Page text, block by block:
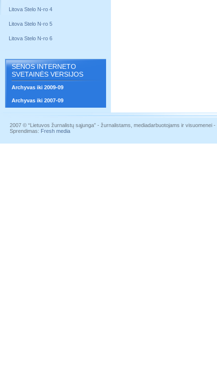
Litova Stelo N-ro 4
Litova Stelo N-ro 5
Litova Stelo N-ro 6
SENOS INTERNETO
SVETAINĖS VERSIJOS
Archyvas iki 2009-09
Archyvas iki 2007-09
2007 © “Lietuvos žurnalistų sąjunga” - žurnalistams, mediadarbuotojams ir visuomenei
Sprendimas: Fresh media